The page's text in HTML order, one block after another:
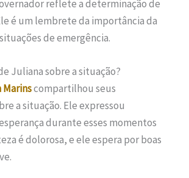
reflete a determinação de
é um lembrete da importância da
de emergência.
Juliana sobre a situação?
compartilhou seus
a situação. Ele expressou
durante esses momentos
é dolorosa, e ele espera por boas